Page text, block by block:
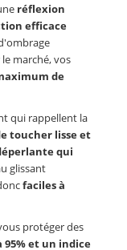
réflexion
efficace
marché, vos
de
qui rappellent la
toucher lisse et
qui
glissant
faciles à
protéger des
95% et un indice